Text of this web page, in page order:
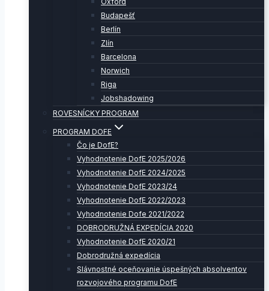
Budapešť
Berlín
Zlín
Barcelona
Norwich
Riga
Jobshadowing
ROVESNÍCKY PROGRAM
PROGRAM DOFE
Čo je DofE?
Vyhodnotenie DofE 2025/2026
Vyhodnotenie DofE 2024/2025
Vyhodnotenie DofE 2023/24
Vyhodnotenie DofE 2022/2023
Vyhodnotenie Dofe 2021/2022
DOBRODRUŽNÁ EXPEDÍCIA 2020
Vyhodnotenie DofE 2020/21
Dobrodružná expedícia
Slávnostné oceňovanie úspešných absolventov
rozvojového programu DofE